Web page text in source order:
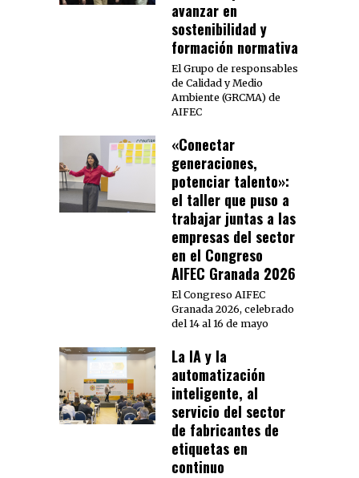
avanzar en
sostenibilidad y
formación normativa
El Grupo de responsables
de Calidad y Medio
Ambiente (GRCMA) de
AIFEC
«Conectar
generaciones,
potenciar talento»:
el taller que puso a
trabajar juntas a las
empresas del sector
en el Congreso
AIFEC Granada 2026
El Congreso AIFEC
Granada 2026, celebrado
del 14 al 16 de mayo
La IA y la
automatización
inteligente, al
servicio del sector
de fabricantes de
etiquetas en
continuo